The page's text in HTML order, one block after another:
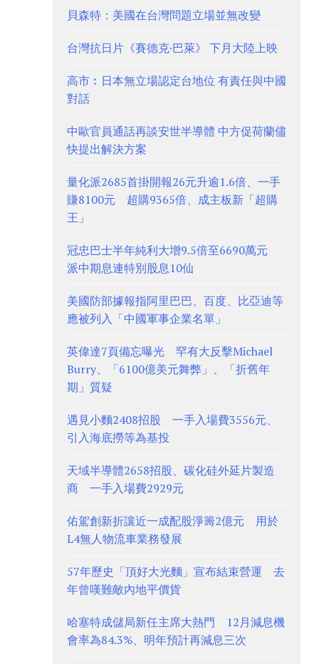
貝森特：美國在台灣問題立場並無改變
台灣抗日片《賽德克·巴萊》 下月大陸上映
高市︰日本無立場認定台地位 有責任與中國
對話
中歐官員通話再談安世半導體 中方促荷蘭儘
快提出解決方案
量化派2685首掛開報26元升逾1.6倍、一手
賺8100元 超購9365倍、成主板新「超購
王」
冠忠巴士半年純利大增9.5倍至6690萬元
派中期息連特別股息10仙
美國防部據報指阿里巴巴、百度、比亞迪等
應被列入「中國軍事企業名單」
英偉達7頁備忘曝光 罕有大反擊Michael
Burry、「6100億美元舞弊」、「折舊年
期」質疑
遇見小麵2408招股 一手入場費3556元、
引入海底撈等為基投
天域半導體2658招股、碳化硅外延片製造
商 一手入場費2929元
佑駕創新折讓近一成配股淨籌2億元 用於
L4無人物流車業務發展
57年歷史「頂好大光麵」宣布結束營運 去
年曾嘆難敵內地平價貨
哈塞特成儲局新任主席大熱門 12月減息機
會率為84.3%、明年預計再減息三次